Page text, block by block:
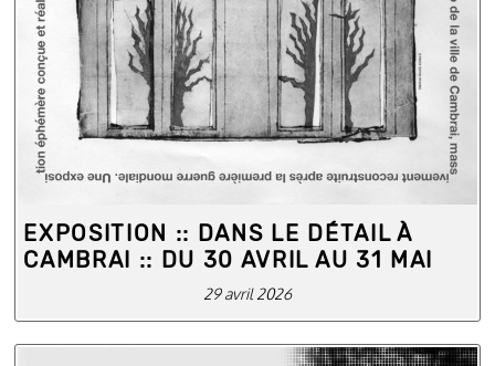
EXPOSITION :: DANS LE DÉTAIL À
CAMBRAI :: DU 30 AVRIL AU 31 MAI
29 avril 2026